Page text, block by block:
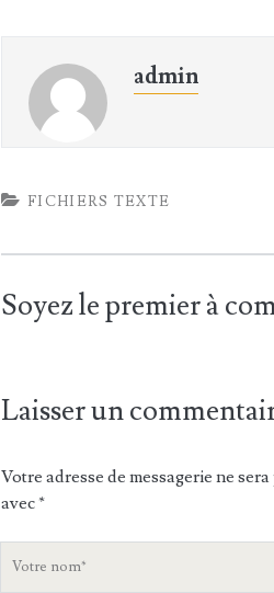
admin
FICHIERS TEXTE
Soyez le premier à
Laisser un
Votre adresse de messagerie ne
avec*
V